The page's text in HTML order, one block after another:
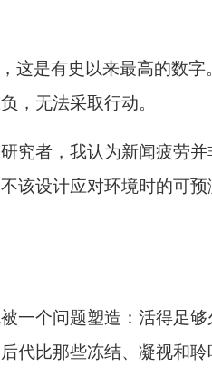
这是有史以来最高的数字
，无法采取行动。
究者，我认为新闻疲劳并
该设计应对环境时的可预
一个问题塑造：活得足够
代比那些冻结、凝视和聆